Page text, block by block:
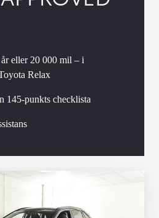
eller 20 000 mil – i
Relax
145-punkts checklista